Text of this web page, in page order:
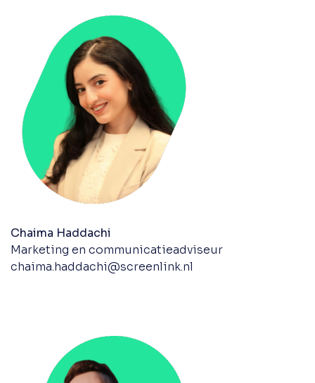
Chaima Haddachi
Marketing en communicatieadviseur
chaima.haddachi@screenlink.nl